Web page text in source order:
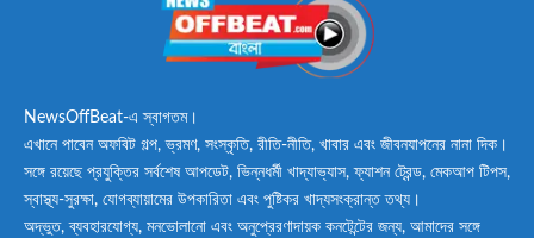
NewsOffBeat-এ স্বাগতম।
এখানে পাবেন অফবিট গল্প, ভ্রমণ, সংস্কৃতি, রীতি-নীতি, খাবার এবং জীবনযাপনের নানা দিক।
সঙ্গে রয়েছে প্রযুক্তির সর্বশেষ আপডেট, ভিন্নধর্মী খাদ্যাভ্যাস, ফ্যাশন ট্রেন্ড, মেকআপ টিপস,
স্বাস্থ্য-সুরক্ষা, যোগব্যায়ামের উপকারিতা এবং পুষ্টিকর খাদ্যসংক্রান্ত তথ্য।
অদ্ভুত, ব্যবহারযোগ্য, মনভোলানো এবং অনুপ্রেরণাদায়ক কনটেন্টের জন্য, আমাদের সঙ্গে